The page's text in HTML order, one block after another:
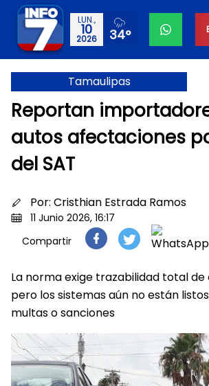
LUN.,
10
2026 34°
Tamaulipas
Reportan
autos afectaciones
del SAT
Por: Cristhian Estrada Ramos
11 Junio 2026, 16:17
Compartir
La norma exige trazabilidad total
pero los sistemas aún no están
multas o sanciones